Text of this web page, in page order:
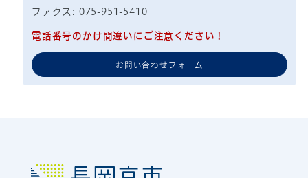
ファクス: 075-951-5410
電話番号のかけ間違いにご注意ください！
お問い合わせフォーム